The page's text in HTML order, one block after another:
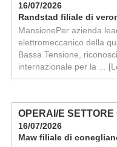
16/07/2026
Randstad filiale di
MansionePer azienda
elettromeccanico della
Bassa Tensione,
internazionale per la ...
OPERAI/E SETTORE
16/07/2026
Maw filiale di